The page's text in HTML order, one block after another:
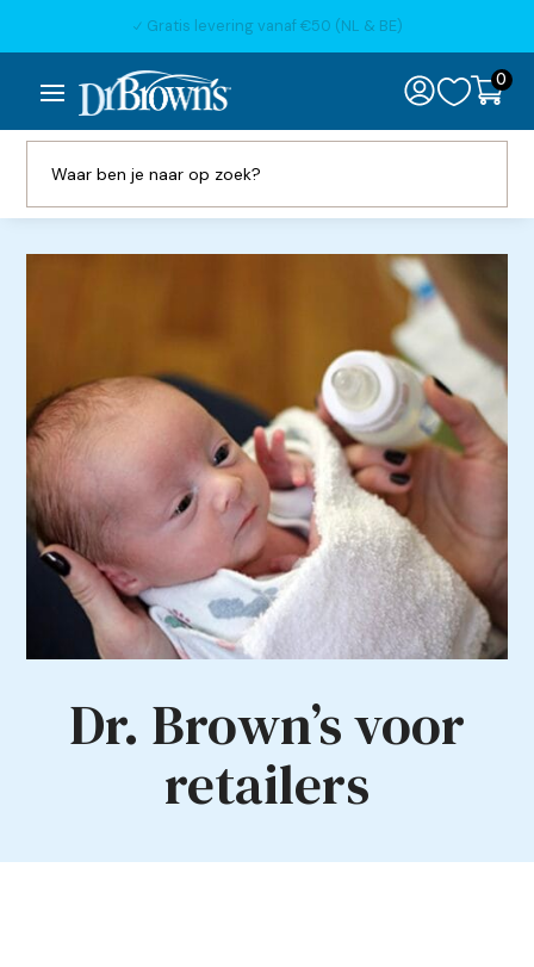
NBinnen 1 werkdag verzonden
 0
Dr. Brown’s voor
retailers